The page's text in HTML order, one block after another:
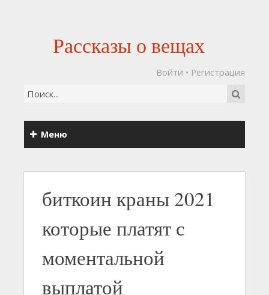
Рассказы о вещах
Войти • Регистрация
Меню
биткоин краны 2021
которые платят с
моментальной
выплатой